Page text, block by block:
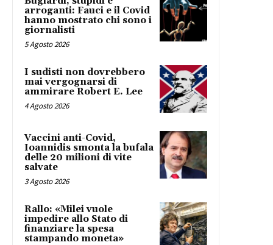
arroganti: Fauci e il Covid
hanno mostrato chi sono i
giornalisti
5 Agosto 2026
I sudisti non dovrebbero
mai vergognarsi di
ammirare Robert E. Lee
4 Agosto 2026
Vaccini anti-Covid,
Ioannidis smonta la bufala
delle 20 milioni di vite
salvate
3 Agosto 2026
Rallo: «Milei vuole
impedire allo Stato di
finanziare la spesa
stampando moneta»